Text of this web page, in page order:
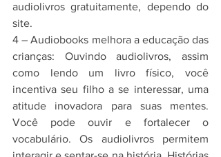
audiolivros gratuitamente, dependo do
site.
4 – Audiobooks melhora a educação das
crianças: Ouvindo audiolivros, assim
como lendo um livro físico, você
incentiva seu filho a se interessar, uma
atitude inovadora para suas mentes.
Você pode ouvir e fortalecer o
vocabulário. Os audiolivros permitem